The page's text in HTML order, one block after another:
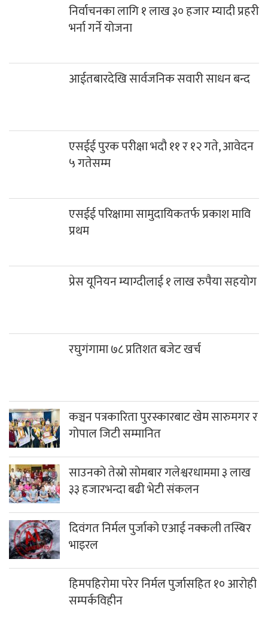
निर्वाचनका लागि १ लाख ३० हजार म्यादी प्रहरी
भर्ना गर्ने योजना
आईतबारदेखि सार्वजनिक सवारी साधन बन्द
एसईई पुरक परीक्षा भदौ ११ र १२ गते, आवेदन
५ गतेसम्म
एसईई परिक्षामा सामुदायिकतर्फ प्रकाश मावि
प्रथम
प्रेस यूनियन म्याग्दीलाई १ लाख रुपैया सहयोग
रघुगंगामा ७८ प्रतिशत बजेट खर्च
कञ्चन पत्रकारिता पुरस्कारबाट खेम सारुमगर र
गोपाल जिटी सम्मानित
साउनको तेस्रो सोमबार गलेश्वरधाममा ३ लाख
३३ हजारभन्दा बढी भेटी संकलन
दिवंगत निर्मल पुर्जाको एआई नक्कली तस्बिर
भाइरल
हिमपहिरोमा परेर निर्मल पुर्जासहित १० आरोही
सम्पर्कविहीन